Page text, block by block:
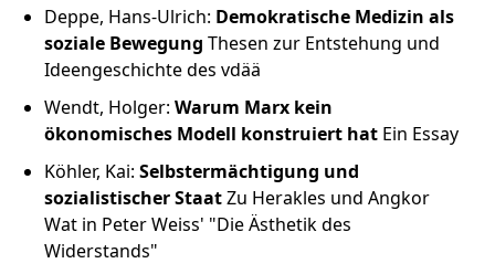
Deppe, Hans-Ulrich: Demokratische Medizin als
soziale Bewegung Thesen zur Entstehung und
Ideengeschichte des vdää
Wendt, Holger: Warum Marx kein
ökonomisches Modell konstruiert hat Ein Essay
Köhler, Kai: Selbstermächtigung und
sozialistischer StaatZu Herakles und Angkor
Wat in Peter Weiss' "Die Ästhetik des
Widerstands"